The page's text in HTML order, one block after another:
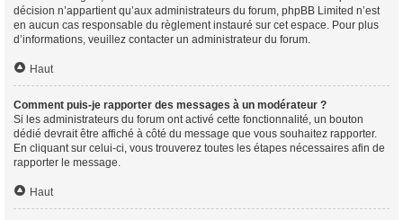
décision n’appartient qu’aux administrateurs du forum, phpBB Limited n’est
en aucun cas responsable du règlement instauré sur cet espace. Pour plus
d’informations, veuillez contacter un administrateur du forum.
Haut
Comment puis-je rapporter des messages à un modérateur ?
Si les administrateurs du forum ont activé cette fonctionnalité, un bouton
dédié devrait être affiché à côté du message que vous souhaitez rapporter.
En cliquant sur celui-ci, vous trouverez toutes les étapes nécessaires afin de
rapporter le message.
Haut